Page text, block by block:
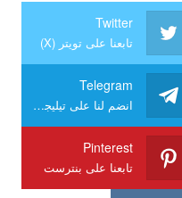
Twitter
تابعنا على تويتر (X)
Telegram
انضم لنا على تيليجرام
Pinterest
تابعنا على بنترست